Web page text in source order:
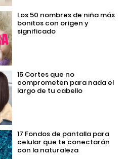
Los 50 nombres de niña más
bonitos con origen y
significado
15 Cortes que no
comprometen para nada el
largo de tu cabello
17 Fondos de pantalla para
celular que te conectarán
con la naturaleza